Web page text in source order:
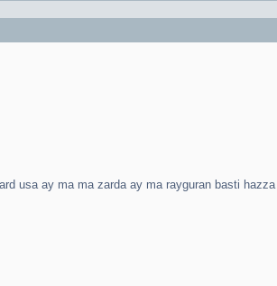
usa ay ma ma zarda ay ma rayguran basti